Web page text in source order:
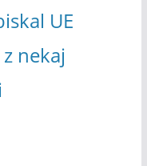
UE
nekaj